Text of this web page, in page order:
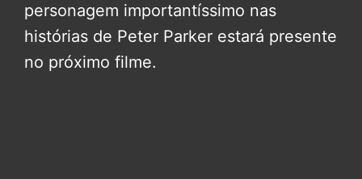
personagem importantíssimo nas
histórias de Peter Parker estará presente
no próximo filme.